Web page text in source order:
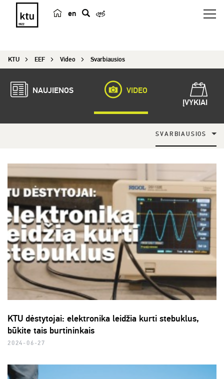
en
KTU EEF Video Svarbiausios
NAUJIENOS
VIDEO
ĮVYKIAI
SVARBIAUSIOS
KTU dėstytojai: elektronika leidžia kurti stebuklus,
būkite tais burtininkais
2024-06-27